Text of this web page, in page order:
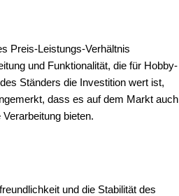
Preis-Leistungs-Verhältnis
und Funktionalität, die für Hobby-
Ständers die Investition wert ist,
dass es auf dem Markt auch
bieten.
und die Stabilität des